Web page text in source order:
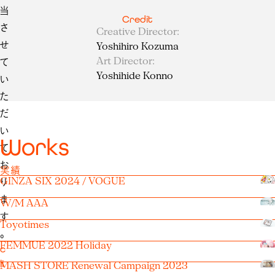
当
さ
せ
て
い
た
だ
い
て
お
り
ま
す
。
c
li
Credit
Creative Director:
Yoshihiro Kozuma
Art Director:
Yoshihide Konno
Works
実績
GINZA SIX 2024 / VOGUE
W/M AAA
Toyotimes
FEMMUE 2022 Holiday
MASH STORE Renewal Campaign 2023